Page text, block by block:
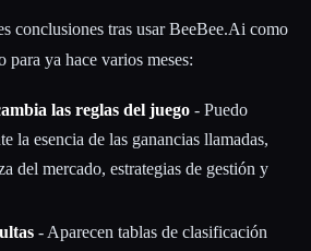
conclusiones tras usar BeeBee.Ai como
ya hace varios meses:
las reglas del juego - Puedo
la esencia de las ganancias llamadas,
del mercado, estrategias de gestión y
- Aparecen tablas de clasificación